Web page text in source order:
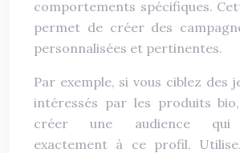
comportements spécifiques.
permet de créer des
personnalisées et pertinentes.
Par exemple, si vous ciblez des
intéressés par les produits
créer une audience qui
exactement à ce profil.